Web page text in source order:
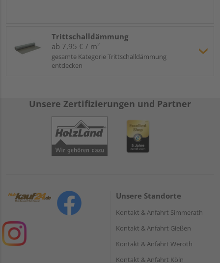
Trittschalldämmung
ab 7,95 € / m²
gesamte Kategorie Trittschalldämmung
entdecken
Unsere Zertifizierungen und Partner
Unsere Standorte
Kontakt & Anfahrt Simmerath
Kontakt & Anfahrt Gießen
Kontakt & Anfahrt Weroth
Kontakt & Anfahrt Köln